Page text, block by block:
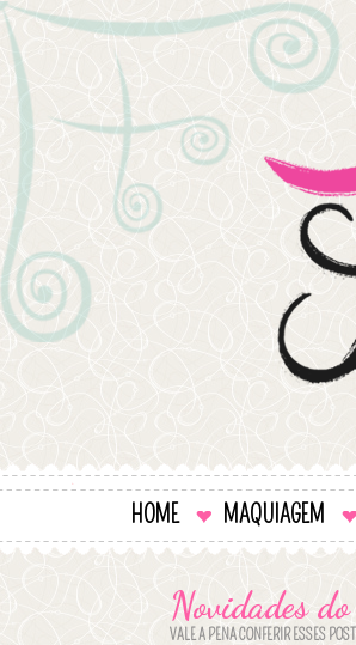
HOME MAQUIAGEM
Novidades
VALE A PENA CONFERIR ESSES